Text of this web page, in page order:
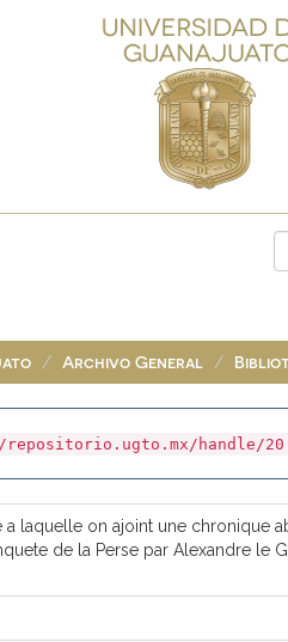
Archivo General
handle/
laquelle on ajoint une chronique
de la Perse par Alexandre le